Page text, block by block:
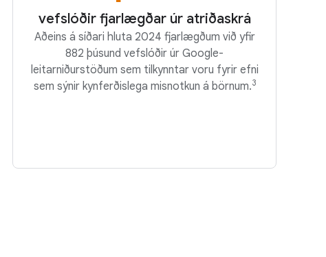
vefslóðir fjarlægðar úr atriðaskrá
Aðeins á síðari hluta 2024 fjarlægðum við yfir
882 þúsund vefslóðir úr Google-
leitarniðurstöðum sem tilkynntar voru fyrir efni
sem sýnir kynferðislega misnotkun á börnum.3